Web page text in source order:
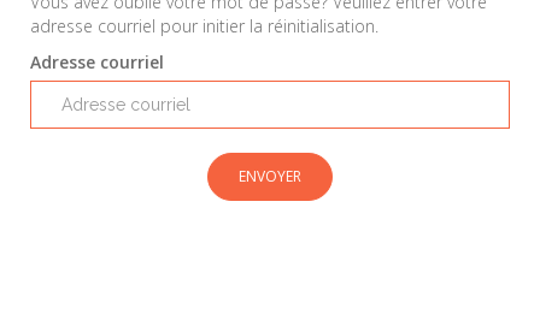
g
adresse courriel pour initier la réinitialisation.
Adresse courriel
ENVOYER